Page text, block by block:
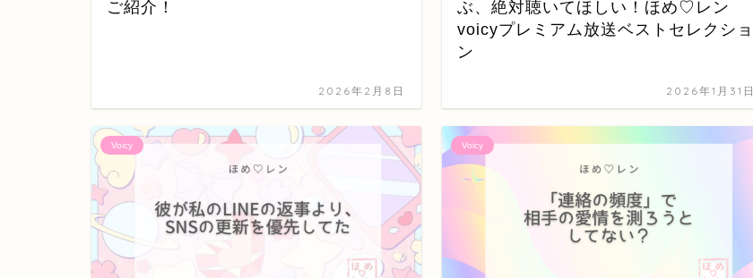
ご紹介！
2026年2月8日
ぶ、絶対聴いてほしい！ほめ♡レン
voicyプレミアム放送ベストセレクショ
ン
2026年1月31日
Voicy Voicy